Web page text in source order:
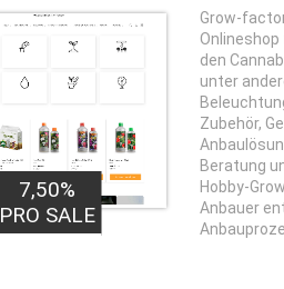
7,50%
PRO SALE
Grow-
den
unter
Zubehör,
Beratung
Hobby-
Anbauer